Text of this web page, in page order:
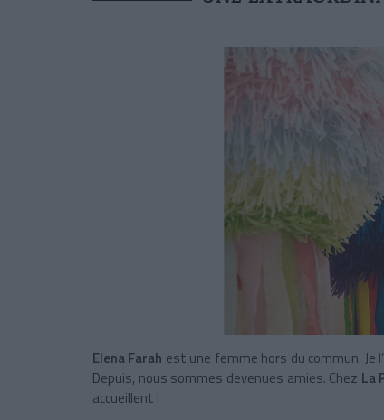
Elena Farah est une femme hors du commun. Je
Depuis, nous sommes devenues amies. Chez La
accueillent !